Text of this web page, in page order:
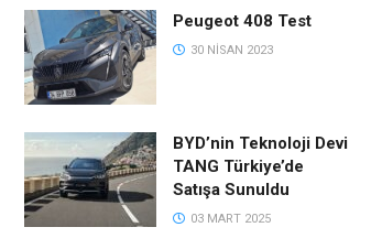
Peugeot 408 Test
30 NISAN 2023
BYD’nin Teknoloji Devi
TANG Türkiye’de
Satışa Sunuldu
03 MART 2025